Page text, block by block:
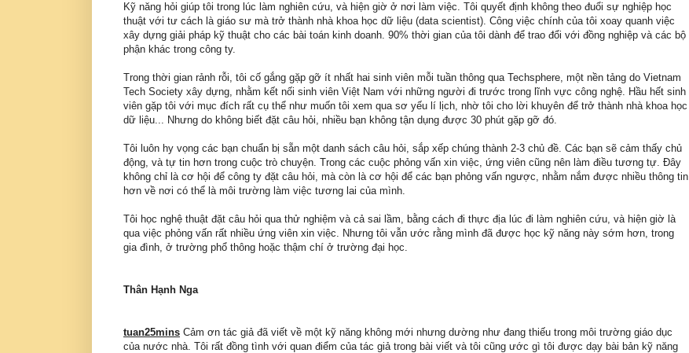
Kỹ năng hỏi giúp tôi trong lúc làm nghiên cứu, và hiện giờ ở nơi làm việc. Tôi quyết định không theo đuổi sự nghiệp học
thuật với tư cách là giáo sư mà trở thành nhà khoa học dữ liệu (data scientist). Công việc chính của tôi xoay quanh việc
xây dựng giải pháp kỹ thuật cho các bài toán kinh doanh. 90% thời gian của tôi dành để trao đổi với đồng nghiệp và các bộ
phận khác trong công ty.
Trong thời gian rảnh rỗi, tôi cố gắng gặp gỡ ít nhất hai sinh viên mỗi tuần thông qua Techsphere, một nền tảng do Vietnam
Tech Society xây dựng, nhằm kết nối sinh viên Việt Nam với những người đi trước trong lĩnh vực công nghệ. Hầu hết sinh
viên gặp tôi với mục đích rất cụ thể như muốn tôi xem qua sơ yếu lí lịch, nhờ tôi cho lời khuyên để trở thành nhà khoa học
dữ liệu... Nhưng do không biết đặt câu hỏi, nhiều bạn không tận dụng được 30 phút gặp gỡ đó.
Tôi luôn hy vọng các bạn chuẩn bị sẵn một danh sách câu hỏi, sắp xếp chúng thành 2-3 chủ đề. Các bạn sẽ cảm thấy chủ
động, và tự tin hơn trong cuộc trò chuyện. Trong các cuộc phỏng vấn xin việc, ứng viên cũng nên làm điều tương tự. Đây
không chỉ là cơ hội để công ty đặt câu hỏi, mà còn là cơ hội để các bạn phỏng vấn ngược, nhằm nắm được nhiều thông tin
hơn về nơi có thể là môi trường làm việc tương lai của mình.
Tôi học nghệ thuật đặt câu hỏi qua thử nghiệm và cả sai lầm, bằng cách đi thực địa lúc đi làm nghiên cứu, và hiện giờ là
qua việc phỏng vấn rất nhiều ứng viên xin việc. Nhưng tôi vẫn ước rằng mình đã được học kỹ năng này sớm hơn, trong
gia đình, ở trường phổ thông hoặc thậm chí ở trường đại học.
Thân Hạnh Nga
tuan25mins Cảm ơn tác giả đã viết về một kỹ năng không mới nhưng dường như đang thiếu trong môi trường giáo dục
của nước nhà. Tôi rất đồng tình với quan điểm của tác giả trong bài viết và tôi cũng ước gì tôi được dạy bài bản kỹ năng